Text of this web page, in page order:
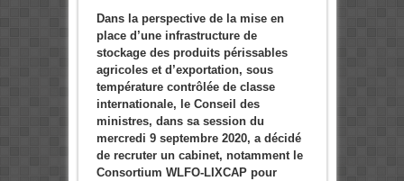
Dans la perspective de la mise en
place d’une infrastructure de
stockage des produits périssables
agricoles et d’exportation, sous
température contrôlée de classe
internationale, le Conseil des
ministres, dans sa session du
mercredi 9 septembre 2020, a décidé
de recruter un cabinet, notamment le
Consortium WLFO-LIXCAP pour